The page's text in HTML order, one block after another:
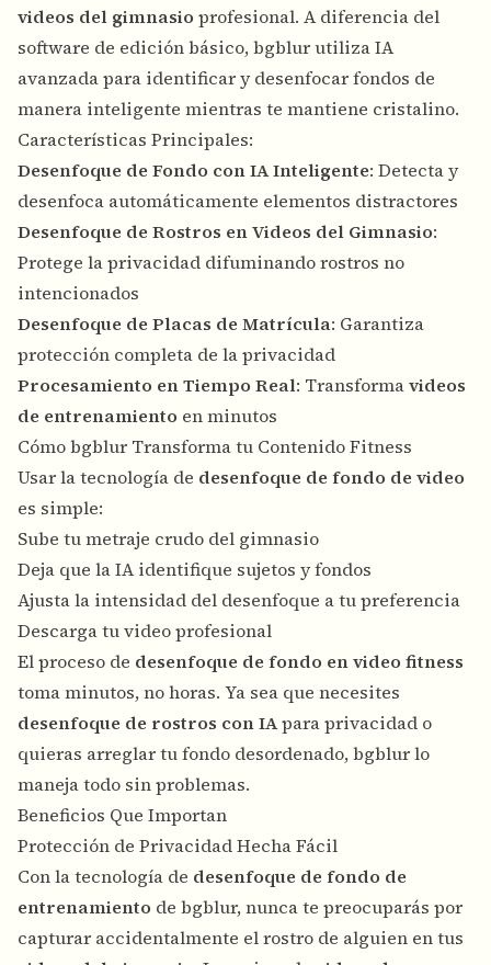
videos del gimnasio profesional. A diferencia del
software de edición básico, bgblur utiliza IA
avanzada para identificar y desenfocar fondos de
manera inteligente mientras te mantiene cristalino.
Características Principales:
Desenfoque de Fondo con IA Inteligente: Detecta y
desenfoca automáticamente elementos distractores
Desenfoque de Rostros en Videos del Gimnasio:
Protege la privacidad difuminando rostros no
intencionados
Desenfoque de Placas de Matrícula: Garantiza
protección completa de la privacidad
Procesamiento en Tiempo Real: Transformavideos
de entrenamiento en minutos
Cómo bgblur Transforma tu Contenido Fitness
Usar la tecnología de desenfoque de fondo de video
es simple:
Sube tu metraje crudo del gimnasio
Deja que la IA identifique sujetos y fondos
Ajusta la intensidad del desenfoque a tu preferencia
Descarga tu video profesional
El proceso de desenfoque de fondo en video fitness
toma minutos, no horas. Ya sea que necesites
desenfoque de rostros con IApara privacidad o
quieras arreglar tu fondo desordenado, bgblur lo
maneja todo sin problemas.
Beneficios Que Importan
Protección de Privacidad Hecha Fácil
Con la tecnología de desenfoque de fondo de
entrenamiento de bgblur, nunca te preocuparás por
capturar accidentalmente el rostro de alguien en tus